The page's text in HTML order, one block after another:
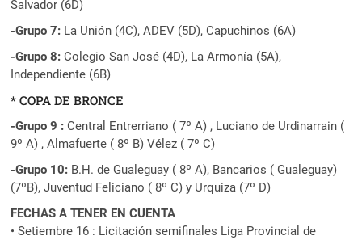
Salvador (6D)
-Grupo 7: La Unión (4C), ADEV (5D), Capuchinos (6A)
-Grupo 8: Colegio San José (4D), La Armonía (5A),
Independiente (6B)
* COPA DE BRONCE
-Grupo 9 : Central Entrerriano ( 7º A) , Luciano de Urdinarrain (
9º A) , Almafuerte ( 8º B) Vélez ( 7º C)
-Grupo 10: B.H. de Gualeguay ( 8º A), Bancarios ( Gualeguay)
(7ºB), Juventud Feliciano ( 8º C) y Urquiza (7º D)
FECHAS A TENER EN CUENTA
• Setiembre 16 : Licitación semifinales Liga Provincial de